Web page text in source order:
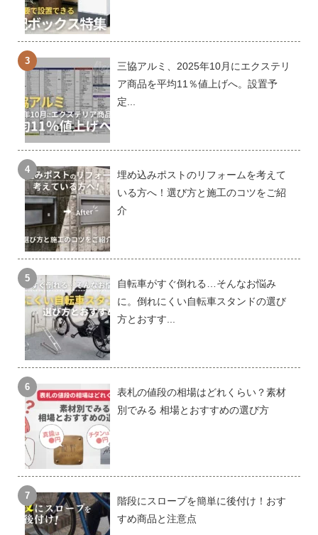
三協アルミ、2025年10月にエクステリ
ア商品を平均11％値上げへ。設置予
定...
埋め込みポストのリフォームを考えて
いる方へ！選び方と施工のコツをご紹
介
自転車がすぐ倒れる…そんなお悩み
に。倒れにくい自転車スタンドの選び
方とおすす...
表札の値段の相場はどれくらい？素材
別でみる 相場とおすすめの選び方
階段にスロープを簡単に後付け！おす
すめ商品と注意点